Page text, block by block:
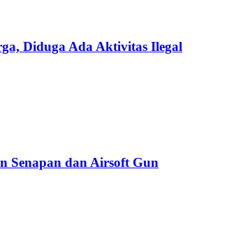
Diduga Ada Aktivitas Ilegal
Senapan dan Airsoft Gun